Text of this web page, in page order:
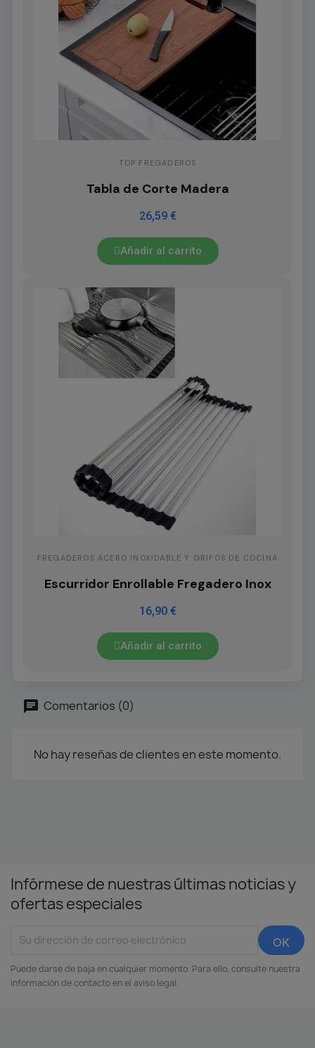
TOP FREGADEROS
Tabla de Corte Madera
26,59 €
Añadir al carrito
FREGADEROS ACERO INOXIDABLE Y GRIFOS DE COCINA
Escurridor Enrollable Fregadero Inox
16,90 €
Añadir al carrito
Comentarios (0)
No hay reseñas de clientes en este momento.
Infórmese de nuestras últimas noticias y
ofertas especiales
Puede darse de baja en cualquier momento. Para ello, consulte nuestra
información de contacto en el aviso legal.